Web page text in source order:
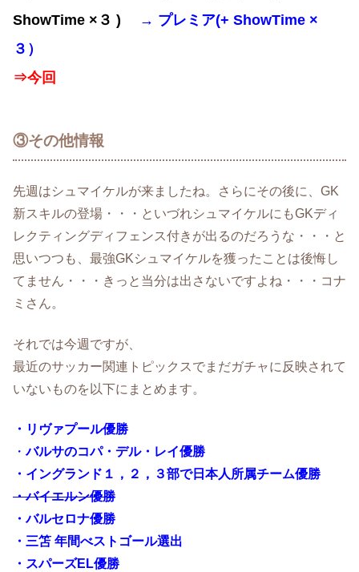
ShowTime ×３ )
→ プレミア(+ ShowTime ×
３）
⇒今回
③その他情報
先週はシュマイケルが来ましたね。さらにその後に、GK
新スキルの登場・・・といづれシュマイケルにもGKディ
レクティングディフェンス付きが出るのだろうな・・・と
思いつつも、最強GKシュマイケルを獲ったことは後悔し
てません・・・きっと当分は出さないですよね・・・コナ
ミさん。
それでは今週ですが、
最近のサッカー関連トピックスでまだガチャに反映されて
いないものを以下にまとめます。
・ リヴァプール優勝
・バルサのコパ・デル・レイ優勝
・イングランド１，２，３部で日本人所属チーム優勝
・バイエルン優勝
・バルセロナ優勝
・三笘 年間べストゴール選出
・スパーズEL優勝